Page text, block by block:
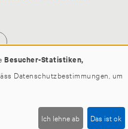
Besucher-Statistiken,
Datenschutzbestimmungen, um
Ich lehne ab Das ist ok